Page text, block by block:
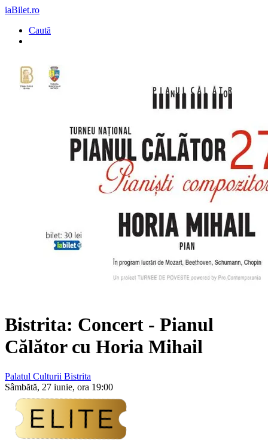
iaBilet.ro
Caută
Bistrita: Concert - Pianul
Călător cu Horia Mihail
Palatul Culturii Bistrita
Sâmbătă, 27 iunie, ora 19:00